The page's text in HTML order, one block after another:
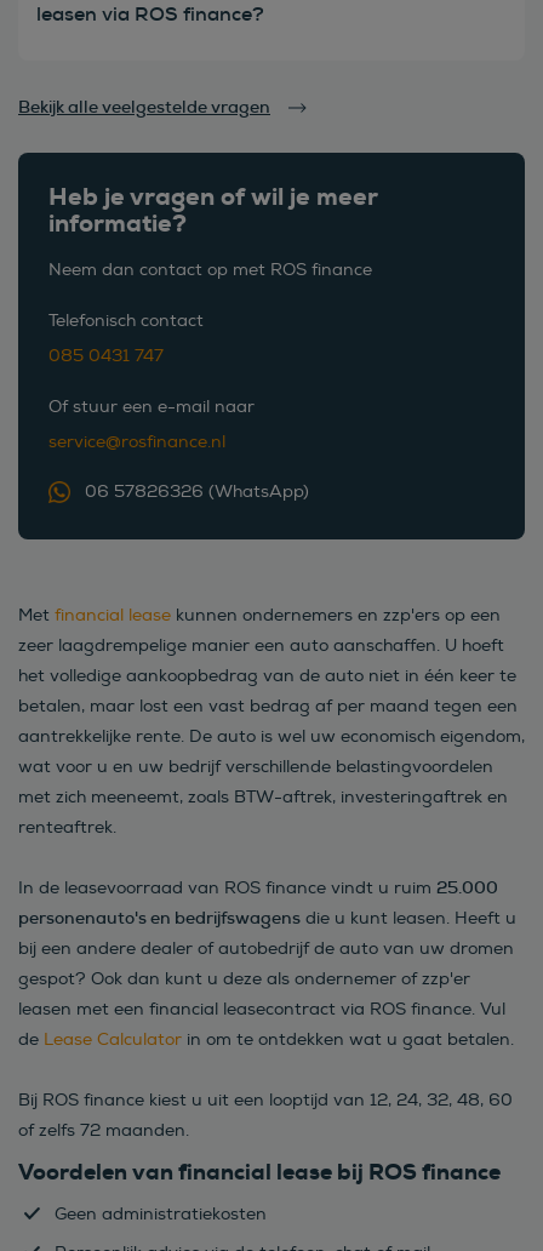
Heb je vragen of wil je meer
informatie?
Neem dan contact op met ROS finance
Telefonisch contact
085 0431 747
Of stuur een e-mail naar
service@rosfinance.nl
06 57826326 (WhatsApp)
leasen via ROS finance?
Bekijk alle veelgestelde vragen
Met financial lease kunnen ondernemers en zzp'ers op een
zeer laagdrempelige manier een auto aanschaffen. U hoeft
het volledige aankoopbedrag van de auto niet in één keer te
betalen, maar lost een vast bedrag af per maand tegen een
aantrekkelijke rente. De auto is wel uw economisch eigendom,
wat voor u en uw bedrijf verschillende belastingvoordelen
met zich meeneemt, zoals BTW-aftrek, investeringaftrek en
renteaftrek.
In de leasevoorraad van ROS finance vindt u ruim 25.000
personenauto's en bedrijfswagens die u kunt leasen. Heeft u
bij een andere dealer of autobedrijf de auto van uw dromen
gespot? Ook dan kunt u deze als ondernemer of zzp'er
leasen met een financial leasecontract via ROS finance. Vul
de Lease Calculator in om te ontdekken wat u gaat betalen.
Bij ROS finance kiest u uit een looptijd van 12, 24, 32, 48, 60
of zelfs 72 maanden.
Voordelen van financial lease bij ROS finance
Geen administratiekosten